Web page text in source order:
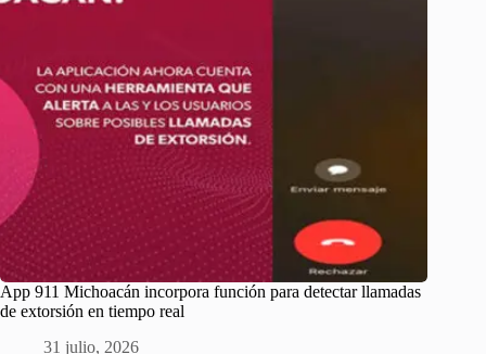
App 911 Michoacán incorpora función para detectar llamadas
de extorsión en tiempo real
31 julio, 2026